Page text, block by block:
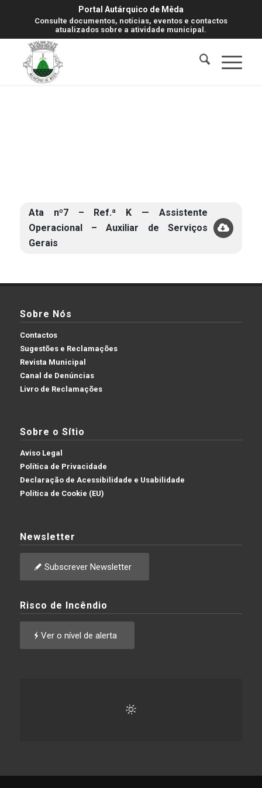
Portal Autárquico de Mêda
Consulte documentos, notícias, eventos e contactos
atualizados sobre a atividade municipal.
Ata nº7 – Ref.ª K — Assistente
Operacional – Auxiliar de Serviços
Gerais
Sobre Nós
Contactos
Sugestões e Reclamações
Revista Municipal
Canal de Denúncias
Livro de Reclamações
Sobre o Sítio
Aviso Legal
Política de Privacidade
Declaração de Acessibilidade e Usabilidade
Política de Cookie (EU)
Newsletter
Subscrever Newsletter
Risco de Incêndio
Ver o nível de alerta